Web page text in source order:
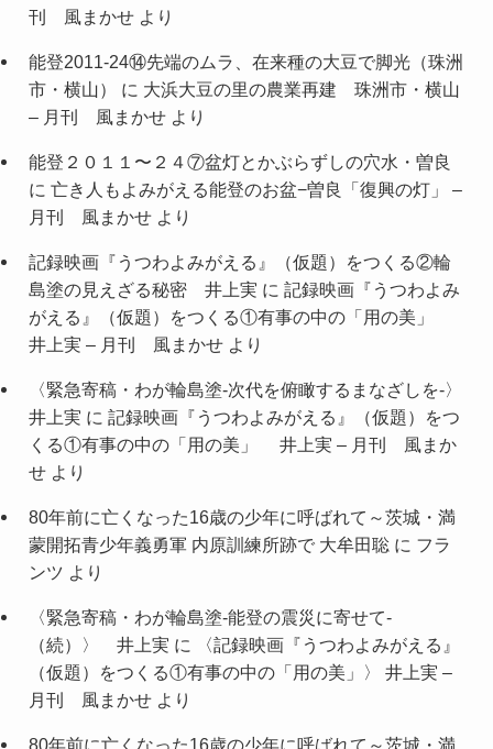
刊 風まかせより
能登2011-24⑭先端のムラ、在来種の大豆で脚光（珠洲
市・横山）
に 大浜大豆の里の農業再建 珠洲市・横山
– 月刊 風まかせより
能登２０１１〜２４⑦盆灯とかぶらずしの穴水・曽良
に 亡き人もよみがえる能登のお盆−曽良「復興の灯」 –
月刊 風まかせより
記録映画『うつわよみがえる』（仮題）をつくる②輪
島塗の見えざる秘密 井上実 に 記録映画『うつわよみ
がえる』（仮題）をつくる①有事の中の「用の美」
井上実 – 月刊 風まかせより
〈緊急寄稿・わが輪島塗-次代を俯瞰するまなざしを-〉
井上実 に 記録映画『うつわよみがえる』（仮題）をつ
くる①有事の中の「用の美」 井上実 – 月刊 風まか
せより
80年前に亡くなった16歳の少年に呼ばれて～茨城・満
蒙開拓青少年義勇軍 内原訓練所跡で 大牟田聡に フラ
ンツ より
〈緊急寄稿・わが輪島塗-能登の震災に寄せて-
（続）〉 井上実 に
〈記録映画『うつわよみがえる』
（仮題）をつくる①有事の中の「用の美」〉 井上実 –
月刊 風まかせより
80年前に亡くなった16歳の少年に呼ばれて～茨城・満